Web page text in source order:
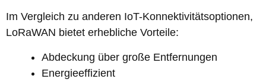
Im Vergleich zu anderen IoT-Konnektivitätsoptionen,
LoRaWAN bietet erhebliche Vorteile:
Abdeckung über große Entfernungen
Energieeffizient